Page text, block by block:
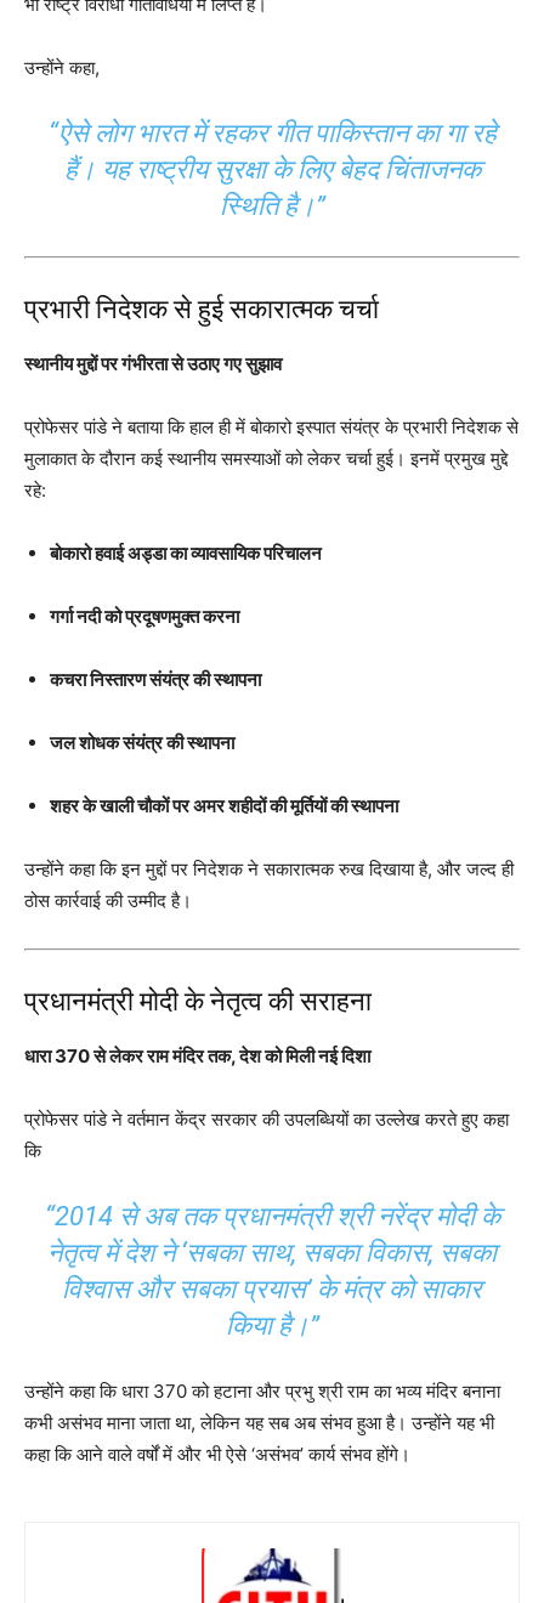
उन्होंने कहा,
“ऐसे लोग भारत में रहकर गीत पाकिस्तान का गा रहे
हैं। यह राष्ट्रीय सुरक्षा के लिए बेहद चिंताजनक
स्थिति है।”
प्रभारी निदेशक से हुई सकारात्मक चर्चा
स्थानीय मुद्दों पर गंभीरता से उठाए गए सुझाव
प्रोफेसर पांडे ने बताया कि हाल ही में बोकारो इस्पात संयंत्र के प्रभारी निदेशक से
मुलाकात के दौरान कई स्थानीय समस्याओं को लेकर चर्चा हुई। इनमें प्रमुख मुद्दे
रहे:
बोकारो हवाई अड्डा का व्यावसायिक परिचालन
गर्गा नदी को प्रदूषणमुक्त करना
कचरा निस्तारण संयंत्र की स्थापना
जल शोधक संयंत्र की स्थापना
शहर के खाली चौकों पर अमर शहीदों की मूर्तियों की स्थापना
उन्होंने कहा कि इन मुद्दों पर निदेशक ने सकारात्मक रुख दिखाया है, और जल्द ही
ठोस कार्रवाई की उम्मीद है।
प्रधानमंत्री मोदी के नेतृत्व की सराहना
धारा 370 से लेकर राम मंदिर तक, देश को मिली नई दिशा
प्रोफेसर पांडे ने वर्तमान केंद्र सरकार की उपलब्धियों का उल्लेख करते हुए कहा
कि
“2014 से अब तक प्रधानमंत्री श्री नरेंद्र मोदी के
नेतृत्व में देश ने ‘सबका साथ, सबका विकास, सबका
विश्वास और सबका प्रयास’ के मंत्र को साकार
किया है।”
उन्होंने कहा कि धारा 370 को हटाना और प्रभु श्री राम का भव्य मंदिर बनाना
कभी असंभव माना जाता था, लेकिन यह सब अब संभव हुआ है। उन्होंने यह भी
कहा कि आने वाले वर्षों में और भी ऐसे ‘असंभव’ कार्य संभव होंगे।